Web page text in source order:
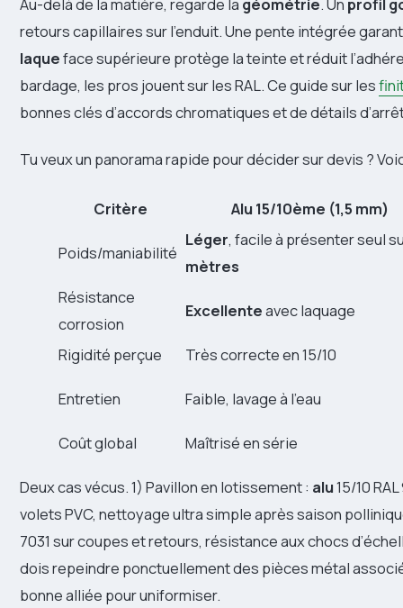
retours capillaires sur l’enduit. Une pente intégrée
laqueface supérieure protège la teinte et réduit
bardage, les pros jouent sur les RAL. Ce guide sur les
bonnes clés d’accords chromatiques et de détails d’arrêt
Tu veux un panorama rapide pour décider sur devis ?
Critère Alu 15/10ème (1,5 mm)
Poids/maniabilité
Léger, facile à présenter seul
mètres
Résistance
corrosion
Excellenteavec laquage
Rigidité perçue Très correcte en 15/10
Entretien Faible, lavage à l’eau
Coût global Maîtrisé en série
Deux cas vécus. 1) Pavillon en lotissement : alu15/10
volets PVC, nettoyage ultra simple après saison
7031 sur coupes et retours, résistance aux chocs
dois repeindre ponctuellement des pièces métal
bonne alliée pour uniformiser.